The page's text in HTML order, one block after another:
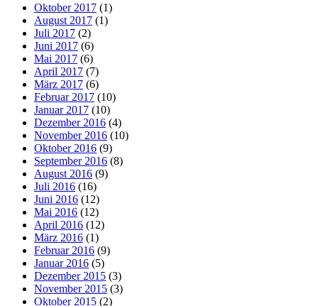
Oktober 2017 (1)
August 2017 (1)
Juli 2017 (2)
Juni 2017 (6)
Mai 2017 (6)
April 2017 (7)
März 2017 (6)
Februar 2017 (10)
Januar 2017 (10)
Dezember 2016 (4)
November 2016 (10)
Oktober 2016 (9)
September 2016 (8)
August 2016 (9)
Juli 2016 (16)
Juni 2016 (12)
Mai 2016 (12)
April 2016 (12)
März 2016 (1)
Februar 2016 (9)
Januar 2016 (5)
Dezember 2015 (3)
November 2015 (3)
Oktober 2015 (2)